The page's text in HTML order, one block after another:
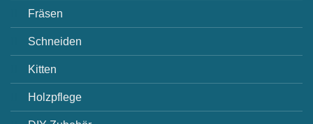
Fräsen
Schneiden
Kitten
Holzpflege